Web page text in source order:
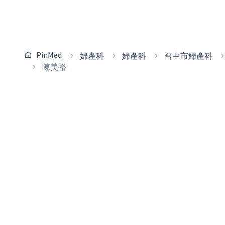
PinMed 婦產科 婦產科 台中市婦產科
陳美裕